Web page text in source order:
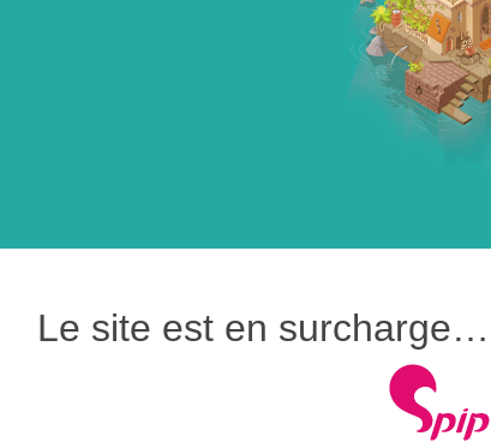
Le site est en surcharge…